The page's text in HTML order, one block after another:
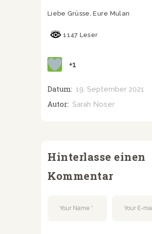
Liebe Grüsse, Eure Mulan
1147 Leser
+1
Datum: 19. September 2021
Autor: Sarah Noser
Hinterlasse einen
Kommentar